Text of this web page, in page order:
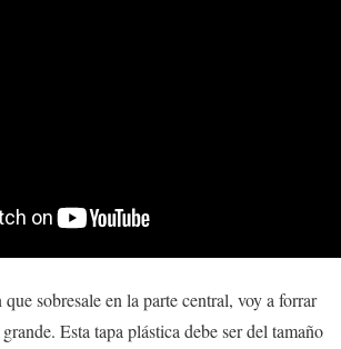
sobresale en la parte central, voy a forrar
Esta tapa plástica debe ser del tamaño